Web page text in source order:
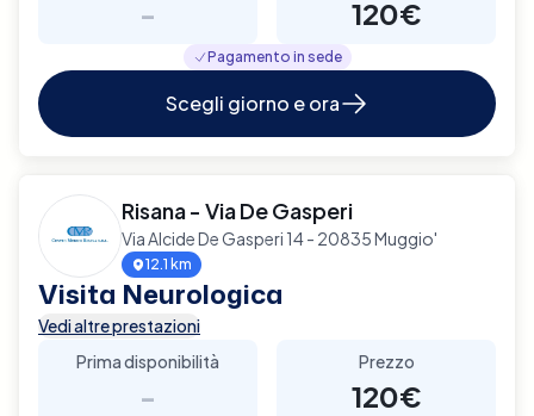
- 120€
Pagamento in sede
Scegli giorno e ora
Risana - Via De Gasperi
Via Alcide De Gasperi 14 - 20835 Muggio'
12.1 km
Visita Neurologica
Vedi altre prestazioni
Prima disponibilità
-
Prezzo
120€